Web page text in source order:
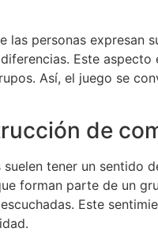
las personas
Este
Así, el juego se
de
tener un sentido
forman parte de un
Este